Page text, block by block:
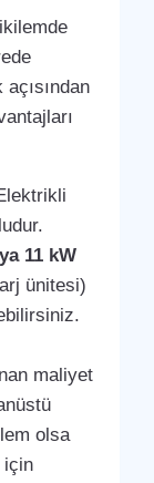
11 kW
ünitesi)
maliyet
olsa
için